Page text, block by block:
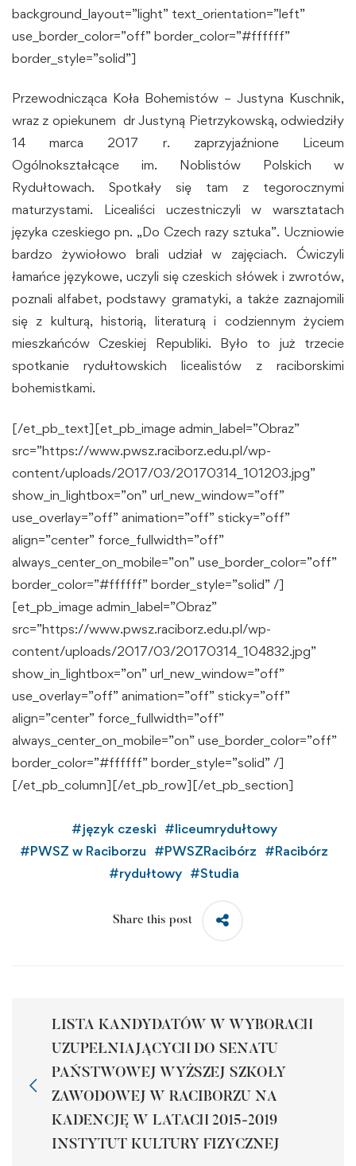
background_layout=”light” text_orientation=”left”
use_border_color=”off” border_color=”#ffffff”
border_style=”solid”]
Przewodnicząca Koła Bohemistów – Justyna Kuschnik,
wraz z opiekunem dr Justyną Pietrzykowską, odwiedziły
14 marca 2017 r. zaprzyjaźnione Liceum
Ogólnokształcące im. Noblistów Polskich w
Rydułtowach. Spotkały się tam z tegorocznymi
maturzystami. Licealiści uczestniczyli w warsztatach
języka czeskiego pn. „Do Czech razy sztuka”. Uczniowie
bardzo żywiołowo brali udział w zajęciach. Ćwiczyli
łamańce językowe, uczyli się czeskich słówek i zwrotów,
poznali alfabet, podstawy gramatyki, a także zaznajomili
się z kulturą, historią, literaturą i codziennym życiem
mieszkańców Czeskiej Republiki. Było to już trzecie
spotkanie rydułtowskich licealistów z raciborskimi
bohemistkami.
[/et_pb_text][et_pb_image admin_label=”Obraz”
src=”https://www.pwsz.raciborz.edu.pl/wp-
content/uploads/2017/03/20170314_101203.jpg”
show_in_lightbox=”on” url_new_window=”off”
use_overlay=”off” animation=”off” sticky=”off”
align=”center” force_fullwidth=”off”
always_center_on_mobile=”on” use_border_color=”off”
border_color=”#ffffff” border_style=”solid” /]
[et_pb_image admin_label=”Obraz”
src=”https://www.pwsz.raciborz.edu.pl/wp-
content/uploads/2017/03/20170314_104832.jpg”
show_in_lightbox=”on” url_new_window=”off”
use_overlay=”off” animation=”off” sticky=”off”
align=”center” force_fullwidth=”off”
always_center_on_mobile=”on” use_border_color=”off”
border_color=”#ffffff” border_style=”solid” /]
[/et_pb_column][/et_pb_row][/et_pb_section]
#język czeski #liceumrydułtowy
#PWSZ w Raciborzu #PWSZRacibórz #Racibórz
#rydułtowy #Studia
Share this post
LISTA KANDYDATÓW W WYBORACH
UZUPEŁNIAJĄCYCH DO SENATU
PAŃSTWOWEJ WYŻSZEJ SZKOŁY
ZAWODOWEJ W RACIBORZU NA
KADENCJĘ W LATACH 2015-2019
INSTYTUT KULTURY FIZYCZNEJ